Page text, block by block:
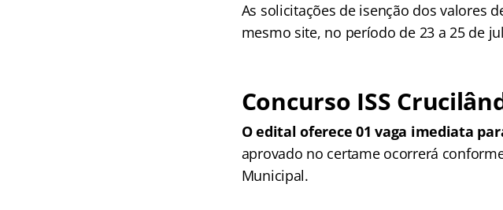
As solicitações de isenção dos valores
mesmo site, no período de 23 a 25 de
Concurso ISS
O edital oferece 01 vaga imediata
aprovado no certame ocorrerá
Municipal.